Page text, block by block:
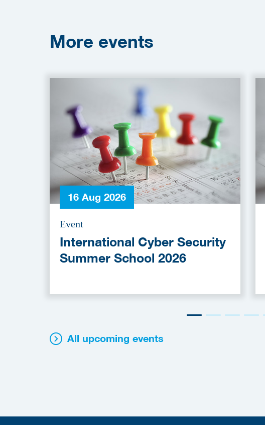
More events
16 Aug 2026
Event
International Cyber Security
Summer School 2026
All upcoming events